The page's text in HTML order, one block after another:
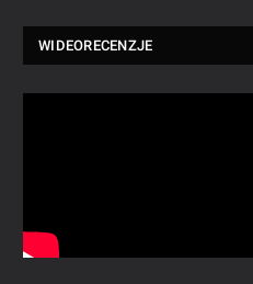
WIDEORECENZJE